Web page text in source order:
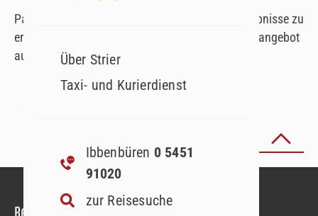
Über Strier
Taxi- und Kurierdienst
Ibbenbüren 0 5451
91020
zur Reisesuche
Passen Sie Ihre Suchparameter an, um Suchergebnisse zu
erhalten. Oder lassen Sie sich von unserem Reiseangebot
auf der Startseite inspirieren!
Reiseanmeldung